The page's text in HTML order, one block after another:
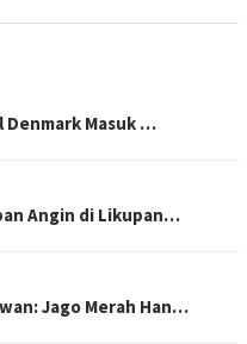
Denmark Masuk …
Angin di Likupan…
Jago Merah Han…